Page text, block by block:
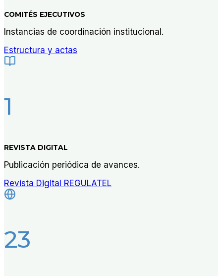
COMITÉS EJECUTIVOS
Instancias de coordinación institucional.
Estructura y actas
1
REVISTA DIGITAL
Publicación periódica de avances.
Revista Digital REGULATEL
23